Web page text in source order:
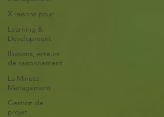
X raisons pour ...
Learning &
Development
Illusions, erreurs
de raisonnement
La Minute
Management
Gestion de
projet